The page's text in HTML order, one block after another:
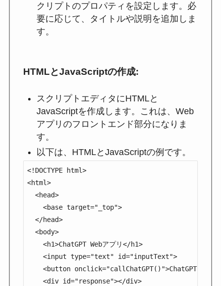
クリプトのプロパティを設定します。必
要に応じて、タイトルや説明を追加しま
す。
HTMLとJavaScriptの作成:
スクリプトエディタにHTMLと
JavaScriptを作成します。これは、Web
アプリのフロントエンド部分になりま
す。
以下は、HTMLとJavaScriptの例です。
<!DOCTYPE html>
<html>
  <head>
    <base target="_top">
  </head>
  <body>
    <h1>ChatGPT Webアプリ</h1>
    <input type="text" id="inputText">
<button onclick="callChatGPT()">ChatGPTに質問
    <div id="response"></div>